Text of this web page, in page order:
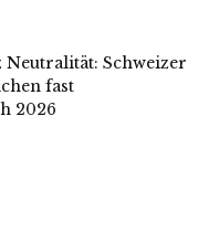
Schweizer
fast
2026